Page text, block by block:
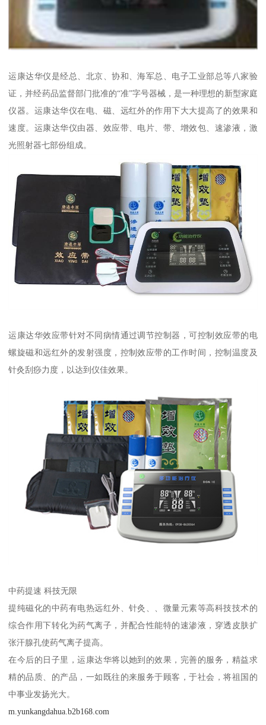
运康达华仪是经总、北京、协和、海军总、电子工业部总等八家验
证，并经药品监督部门批准的“准”字号器械，是一种理想的新型家庭
仪器。运康达华仪在电、磁、远红外的作用下大大提高了的效果和
速度。运康达华仪由器、效应带、电片、带、增效包、速渗液，激
光照射器七部份组成。
运康达华效应带针对不同病情通过调节控制器，可控制效应带的电
螺旋磁和远红外的发射强度，控制效应带的工作时间，控制温度及
针灸刮痧力度，以达到仪佳效果。
中药提速 科技无限
提纯磁化的中药有电热远红外、针灸、、微量元素等高科技技术的
综合作用下转化为药气离子，并配合性能特的速渗液，穿透皮肤扩
张汗腺孔使药气离子提高。
在今后的日子里，运康达华将以她到的效果，完善的服务，精益求
精的品质、的产品，一如既往的来服务于顾客，于社会，将祖国的
中事业发扬光大。
m.yunkangdahua.b2b168.com